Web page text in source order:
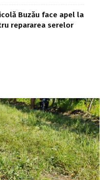
Buzău face apel la
repararea serelor